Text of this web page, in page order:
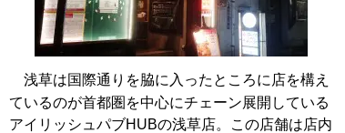
浅草は国際通りを脇に入ったところに店を構え
ているのが首都圏を中心にチェーン展開している
アイリッシュパブHUBの浅草店。この店舗は店内